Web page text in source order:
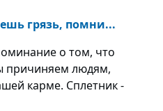
грязь, помни...
о том, что
причиняем людям,
карме. Сплетник -